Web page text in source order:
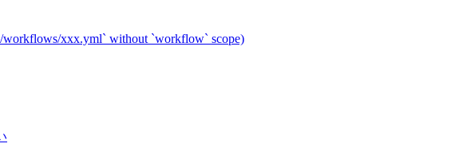
workflows/xxx.yml` without `workflow` scope)